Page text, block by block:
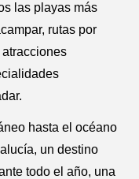
las playas más
rutas por
hasta el océano
un destino
todo el año, una